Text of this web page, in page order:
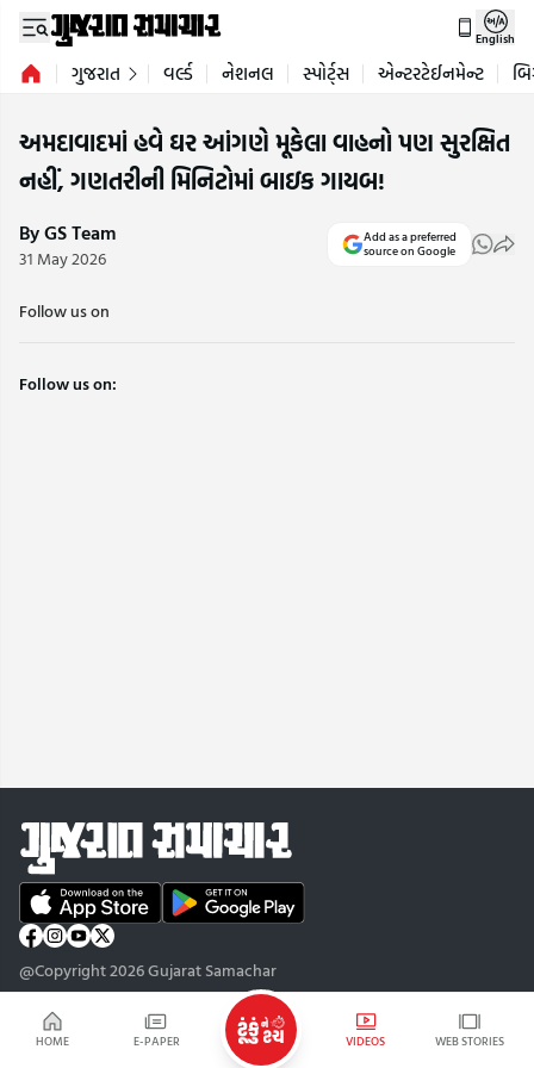
HOME E-PAPER VIDEOS WEB STORIES
English
ગુજરાત વર્લ્ડ નેશનલ સ્પોર્ટ્સ એન્ટરટેઈનમેન્ટ
અમદાવાદમાં હવે ઘર આંગણે મૂકેલા વાહનો પણ સુરક્ષિત
નહીં, ગણતરીની મિનિટોમાં બાઇક ગાયબ!
By GS Team
31 May 2026
Add as a preferred
source on Google
Follow us on
Follow us on:
@Copyright 2026 Gujarat Samachar